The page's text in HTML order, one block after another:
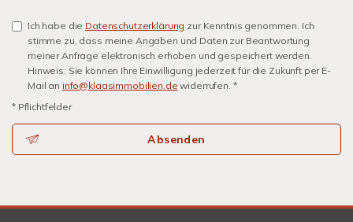
Ich habe die Datenschutzerklärung zur Kenntnis genommen. Ich
stimme zu, dass meine Angaben und Daten zur Beantwortung
meiner Anfrage elektronisch erhoben und gespeichert werden.
Hinweis: Sie können Ihre Einwilligung jederzeit für die Zukunft per E-
Mail an info@klaasimmobilien.de widerrufen. *
* Pflichtfelder
Absenden